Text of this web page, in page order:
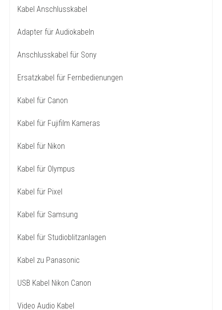
Kabel Anschlusskabel
Adapter für Audiokabeln
Anschlusskabel für Sony
Ersatzkabel für Fernbedienungen
Kabel für Canon
Kabel für Fujifilm Kameras
Kabel für Nikon
Kabel für Olympus
Kabel für Pixel
Kabel für Samsung
Kabel für Studioblitzanlagen
Kabel zu Panasonic
USB Kabel Nikon Canon
Video Audio Kabel